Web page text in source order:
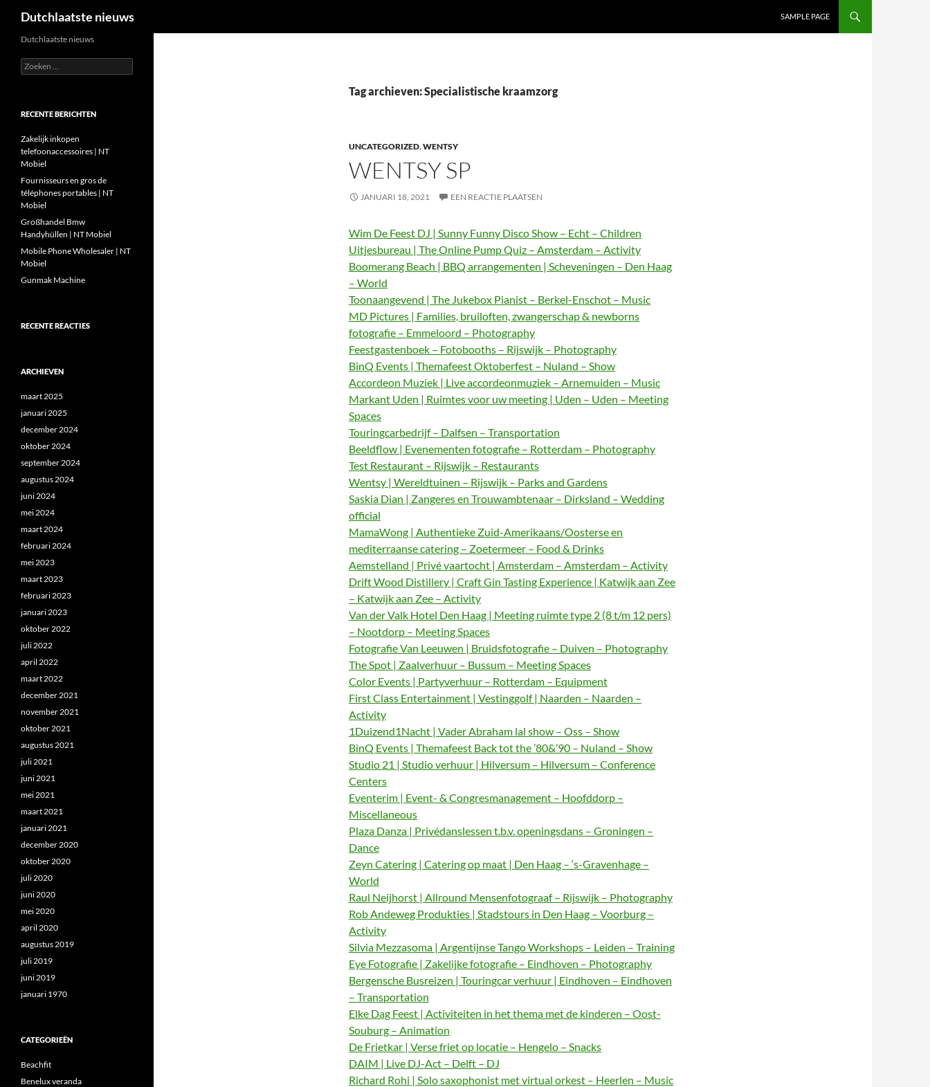
Dutchlaatste nieuws SAMPLE PAGE
Tag archieven: Specialistische kraamzorg
UNCATEGORIZED,WENTSY
WENTSY SP
JANUARI 18, 2021 EEN REACTIE PLAATSEN
Wim De Feest DJ | Sunny Funny Disco Show – Echt – Children
Uitjesbureau | The Online Pump Quiz – Amsterdam – Activity
Boomerang Beach | BBQ arrangementen | Scheveningen – Den Haag
– World
Toonaangevend | The Jukebox Pianist – Berkel-Enschot – Music
MD Pictures | Families, bruiloften, zwangerschap & newborns
fotografie – Emmeloord – Photography
Feestgastenboek – Fotobooths – Rijswijk – Photography
BinQ Events | Themafeest Oktoberfest – Nuland – Show
Accordeon Muziek | Live accordeonmuziek – Arnemuiden – Music
Markant Uden | Ruimtes voor uw meeting | Uden – Uden – Meeting
Spaces
Touringcarbedrijf – Dalfsen – Transportation
Beeldflow | Evenementen fotografie – Rotterdam – Photography
Test Restaurant – Rijswijk – Restaurants
Wentsy | Wereldtuinen – Rijswijk – Parks and Gardens
Saskia Dian | Zangeres en Trouwambtenaar – Dirksland – Wedding
official
MamaWong | Authentieke Zuid-Amerikaans/Oosterse en
mediterraanse catering – Zoetermeer – Food & Drinks
Aemstelland | Privé vaartocht | Amsterdam – Amsterdam – Activity
Drift Wood Distillery | Craft Gin Tasting Experience | Katwijk aan Zee
– Katwijk aan Zee – Activity
Van der Valk Hotel Den Haag | Meeting ruimte type 2 (8 t/m 12 pers)
– Nootdorp – Meeting Spaces
Fotografie Van Leeuwen | Bruidsfotografie – Duiven – Photography
The Spot | Zaalverhuur – Bussum – Meeting Spaces
Color Events | Partyverhuur – Rotterdam – Equipment
First Class Entertainment | Vestinggolf | Naarden – Naarden –
Activity
1Duizend1Nacht | Vader Abraham lal show – Oss – Show
BinQ Events | Themafeest Back tot the ’80&’90 – Nuland – Show
Studio 21 | Studio verhuur | Hilversum – Hilversum – Conference
Centers
Eventerim | Event- & Congresmanagement – Hoofddorp –
Miscellaneous
Plaza Danza | Privédanslessen t.b.v. openingsdans – Groningen –
Dance
Zeyn Catering | Catering op maat | Den Haag – ‘s-Gravenhage –
World
Raul Neijhorst | Allround Mensenfotograaf – Rijswijk – Photography
Rob Andeweg Produkties | Stadstours in Den Haag – Voorburg –
Activity
Silvia Mezzasoma | Argentijnse Tango Workshops – Leiden – Training
Eye Fotografie | Zakelijke fotografie – Eindhoven – Photography
Bergensche Busreizen | Touringcar verhuur | Eindhoven – Eindhoven
– Transportation
Elke Dag Feest | Activiteiten in het thema met de kinderen – Oost-
Souburg – Animation
De Frietkar | Verse friet op locatie – Hengelo – Snacks
DAIM | Live DJ-Act – Delft – DJ
Richard Rohi | Solo saxophonist met virtual orkest – Heerlen – Music
Dutchlaatste nieuws
Zoeken
naar:
RECENTE BERICHTEN
Zakelijk inkopen
telefoonaccessoires | NT
Mobiel
Fournisseurs en gros de
téléphones portables | NT
Mobiel
Großhandel Bmw
Handyhüllen | NT Mobiel
Mobile Phone Wholesaler | NT
Mobiel
Gunmak Machine
RECENTE REACTIES
ARCHIEVEN
maart 2025
januari 2025
december 2024
oktober 2024
september 2024
augustus 2024
juni 2024
mei 2024
maart 2024
februari 2024
mei 2023
maart 2023
februari 2023
januari 2023
oktober 2022
juli 2022
april 2022
maart 2022
december 2021
november 2021
oktober 2021
augustus 2021
juli 2021
juni 2021
mei 2021
maart 2021
januari 2021
december 2020
oktober 2020
juli 2020
juni 2020
mei 2020
april 2020
augustus 2019
juli 2019
juni 2019
januari 1970
CATEGORIEËN
Beachfit
Benelux veranda